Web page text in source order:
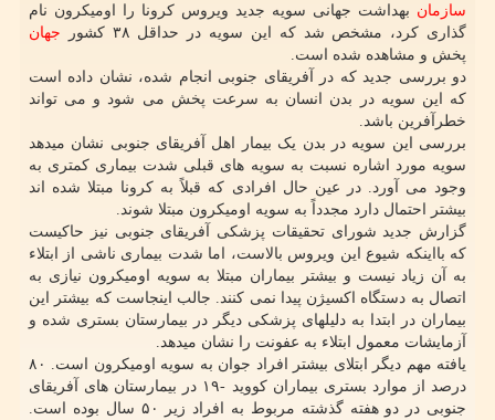
سازمان بهداشت جهانی سویه جدید ویروس کرونا را اومیکرون نام
گذاری کرد، مشخص شد که این سویه در حداقل ۳۸ کشور
جهان
پخش و مشاهده شده است.
دو بررسی جدید که در آفریقای جنوبی انجام شده، نشان داده است
که این سویه در بدن انسان به سرعت پخش می شود و می تواند
خطرآفرین باشد.
بررسی این سویه در بدن یک بیمار اهل آفریقای جنوبی نشان میدهد
سویه مورد اشاره نسبت به سویه های قبلی شدت بیماری کمتری به
وجود می آورد. در عین حال افرادی که قبلاً به کرونا مبتلا شده اند
بیشتر احتمال دارد مجدداً به سویه اومیکرون مبتلا شوند.
گزارش جدید شورای تحقیقات پزشکی آفریقای جنوبی نیز حاکیست
که بااینکه شیوع این ویروس بالاست، اما شدت بیماری ناشی از ابتلاء
به آن زیاد نیست و بیشتر بیماران مبتلا به سویه اومیکرون نیازی به
اتصال به دستگاه اکسیژن پیدا نمی کنند. جالب اینجاست که بیشتر این
بیماران در ابتدا به دلیلهای پزشکی دیگر در بیمارستان بستری شده و
آزمایشات معمول ابتلاء به عفونت را نشان میدهد.
یافته مهم دیگر ابتلای بیشتر افراد جوان به سویه اومیکرون است. ۸۰
درصد از موارد بستری بیماران کووید -۱۹ در بیمارستان های آفریقای
جنوبی در دو هفته گذشته مربوط به افراد زیر ۵۰ سال بوده است.